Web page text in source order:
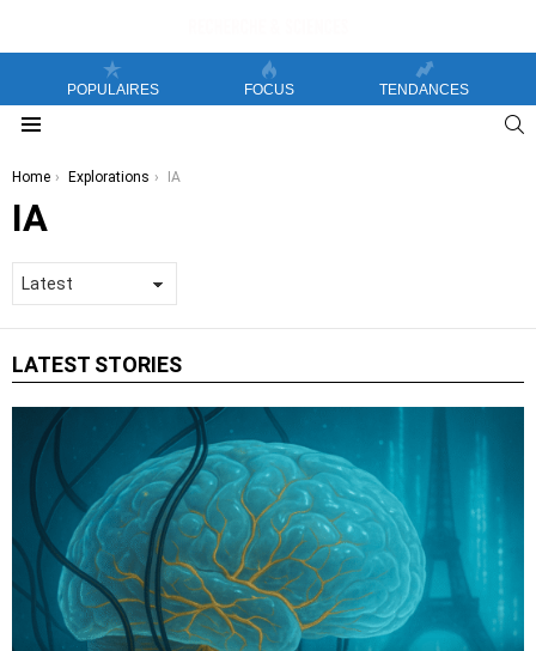
POPULAIRES FOCUS TENDANCES
You are here:
Home Explorations IA
IA
LATEST STORIES